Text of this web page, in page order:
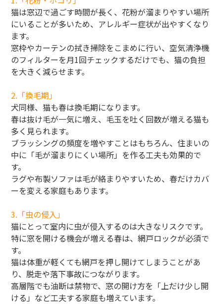
猫は窓辺で過ごす時間が長く、花粉が溜まりやすい場所
にいることが多いため、アレルギー症状が出やすくなり
ます。
窓枠やカーテンの拭き掃除をこまめに行い、空気清浄機
のフィルターを月1回チェックするだけでも、猫の負担
を大きく減らせます。
2.「換毛期」
犬同様、猫も春は換毛期になります。
春は抜け毛が一気に増え、毛玉を吐く回数が増える猫も
多く見られます。
ブラッシングの頻度を増やすことはもちろん、住まいの
中に「毛が溜まりにくい場所」を作る工夫も効果的で
す。
ラグや布製ソファは毛が絡まりやすいため、春だけカバ
ーを変える家庭もあります。
3.「虫の侵入」
猫にとって室内に虫が侵入するのは大きなリスクです。
特に窓を開ける機会が増える春は、網戸ロックが必須で
す。
猫は体重が軽くても網戸を押し開けてしまうことがあ
り、脱走や落下事故につながります。
高層階でも油断は禁物で、窓の開け方を「上だけ少し開
ける」など工夫する家庭も増えています。